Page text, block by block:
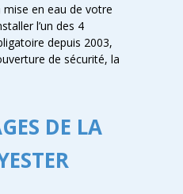
mise en eau de votre
l’un des 4
depuis 2003,
de sécurité, la
DE LA